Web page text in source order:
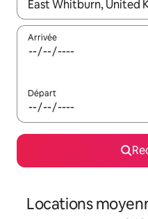
Lorsque les résultats
Arrivée
Départ
Locations